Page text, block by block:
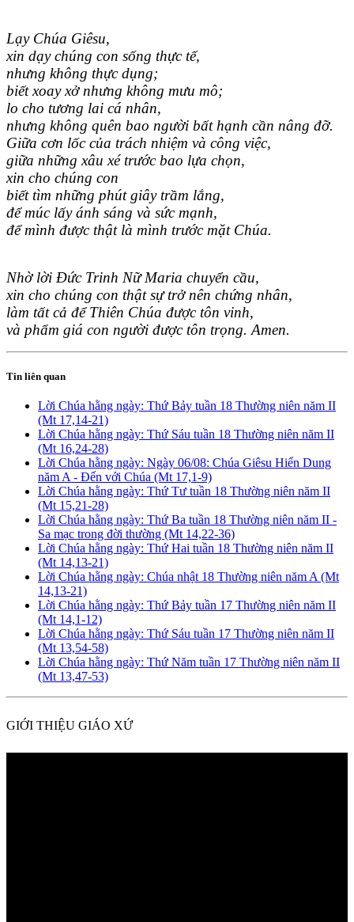
Lạy Chúa Giêsu,
xin dạy chúng con sống thực tế,
nhưng không thực dụng;
biết xoay xở nhưng không mưu mô;
lo cho tương lai cá nhân,
nhưng không quên bao người bất hạnh cần nâng đỡ.
Giữa cơn lốc của trách nhiệm và công việc,
giữa những xâu xé trước bao lựa chọn,
xin cho chúng con
biết tìm những phút giây trầm lắng,
để múc lấy ánh sáng và sức mạnh,
để mình được thật là mình trước mặt Chúa.
Nhờ lời Đức Trinh Nữ Maria chuyển cầu,
xin cho chúng con thật sự trở nên chứng nhân,
làm tất cả để Thiên Chúa được tôn vinh,
và phẩm giá con người được tôn trọng. Amen.
Tin liên quan
Lời Chúa hằng ngày: Thứ Bảy tuần 18 Thường niên năm II
(Mt 17,14-21)
Lời Chúa hằng ngày: Thứ Sáu tuần 18 Thường niên năm II
(Mt 16,24-28)
Lời Chúa hằng ngày: Ngày 06/08: Chúa Giêsu Hiển Dung
năm A - Đến với Chúa (Mt 17,1-9)
Lời Chúa hằng ngày: Thứ Tư tuần 18 Thường niên năm II
(Mt 15,21-28)
Lời Chúa hằng ngày: Thứ Ba tuần 18 Thường niên năm II -
Sa mạc trong đời thường (Mt 14,22-36)
Lời Chúa hằng ngày: Thứ Hai tuần 18 Thường niên năm II
(Mt 14,13-21)
Lời Chúa hằng ngày: Chúa nhật 18 Thường niên năm A (Mt
14,13-21)
Lời Chúa hằng ngày: Thứ Bảy tuần 17 Thường niên năm II
(Mt 14,1-12)
Lời Chúa hằng ngày: Thứ Sáu tuần 17 Thường niên năm II
(Mt 13,54-58)
Lời Chúa hằng ngày: Thứ Năm tuần 17 Thường niên năm II
(Mt 13,47-53)
GIỚI THIỆU GIÁO XỨ